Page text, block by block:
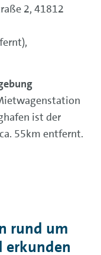
2, 41812
ist der
55km entfernt.
rund um
erkunden